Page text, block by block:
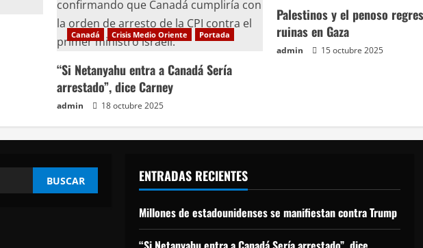
Canadá Crisis Medio Oriente Portada
“Si Netanyahu entra a Canadá Sería
arrestado”, dice Carney
admin 18 octubre 2025
Palestinos y el penoso
ruinas en Gaza
admin 15 octubre 2025
ENTRADAS RECIENTES
Millones de estadounidenses se manifiestan contra Trump